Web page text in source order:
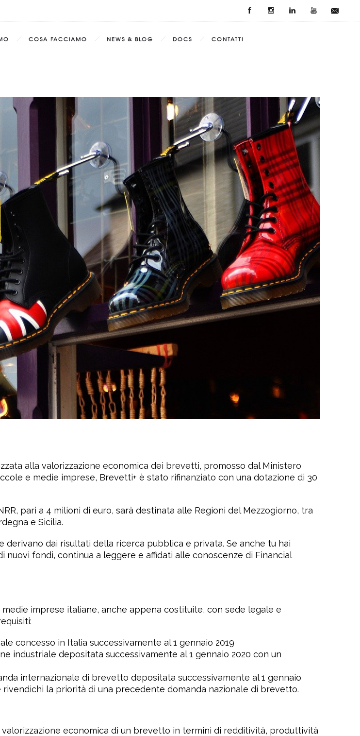
COSA FACCIAMO NEWS & BLOG DOCS CONTATTI
alla valorizzazione economica dei brevetti, promosso dal Ministero
e medie imprese, Brevetti+ è stato rifinanziato con una dotazione di 30
pari a 4 milioni di euro, sarà destinata alle Regioni del Mezzogiorno, tra
e Sicilia.
dai risultati della ricerca pubblica e privata. Se anche tu hai
nuovi fondi, continua a leggere e affidati alle conoscenze di Financial
imprese italiane, anche appena costituite, con sede legale e
concesso in Italia successivamente al 1 gennaio 2019
industriale depositata successivamente al 1 gennaio 2020 con un
internazionale di brevetto depositata successivamente al 1 gennaio
la priorità di una precedente domanda nazionale di brevetto.
economica di un brevetto in termini di redditività, produttività